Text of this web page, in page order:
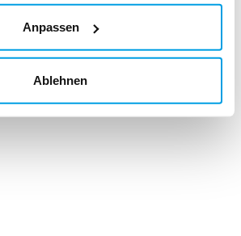
Anpassen
Ablehnen